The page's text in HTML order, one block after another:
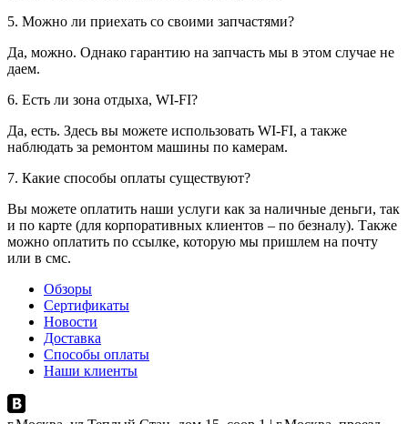
5. Можно ли приехать со своими запчастями?
Да, можно. Однако гарантию на запчасть мы в этом случае не
даем.
6. Есть ли зона отдыха, WI-FI?
Да, есть. Здесь вы можете использовать WI-FI, а также
наблюдать за ремонтом машины по камерам.
7. Какие способы оплаты существуют?
Вы можете оплатить наши услуги как за наличные деньги, так
и по карте (для корпоративных клиентов – по безналу). Также
можно оплатить по ссылке, которую мы пришлем на почту
или в смс.
Обзоры
Сертификаты
Новости
Доставка
Способы оплаты
Наши клиенты